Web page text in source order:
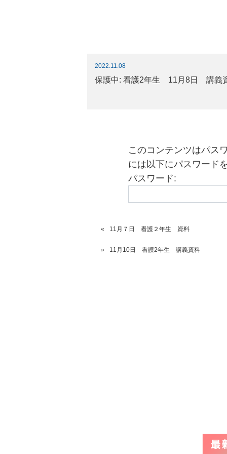
2022.11.08
保護中: 看護2年生 11月8日 講義
このコンテンツはパス
には以下にパスワード
パスワード:
11月７日 看護２年生 資料
11月10日 看護2年生 講義資料